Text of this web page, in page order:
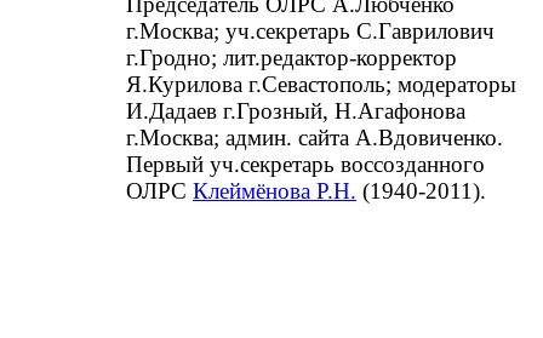
г.Москва; уч.секретарь С.Гаврилович
г.Гродно; лит.редактор-корректор
Я.Курилова г.Севастополь; модераторы
И.Дадаев г.Грозный, Н.Агафонова
г.Москва; админ. сайта А.Вдовиченко.
Первый уч.секретарь воссозданного
ОЛРС Клеймёнова Р.Н. (1940-2011).